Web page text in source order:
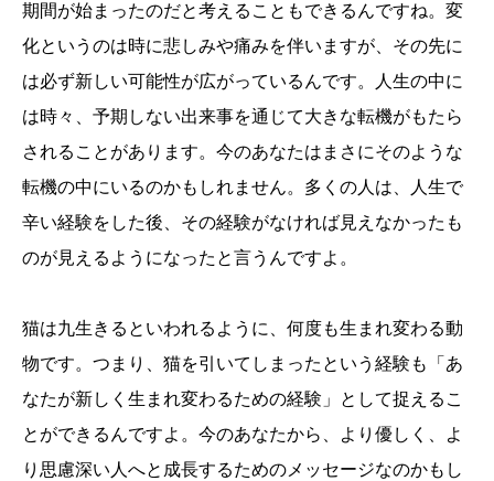
期間が始まったのだと考えることもできるんですね。変
化というのは時に悲しみや痛みを伴いますが、その先に
は必ず新しい可能性が広がっているんです。人生の中に
は時々、予期しない出来事を通じて大きな転機がもたら
されることがあります。今のあなたはまさにそのような
転機の中にいるのかもしれません。多くの人は、人生で
辛い経験をした後、その経験がなければ見えなかったも
のが見えるようになったと言うんですよ。
猫は九生きるといわれるように、何度も生まれ変わる動
物です。つまり、猫を引いてしまったという経験も「あ
なたが新しく生まれ変わるための経験」として捉えるこ
とができるんですよ。今のあなたから、より優しく、よ
り思慮深い人へと成長するためのメッセージなのかもし